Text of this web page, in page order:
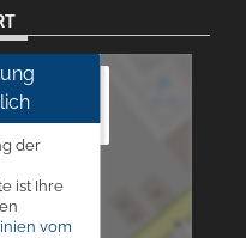
Haan
der
ist Ihre
vom